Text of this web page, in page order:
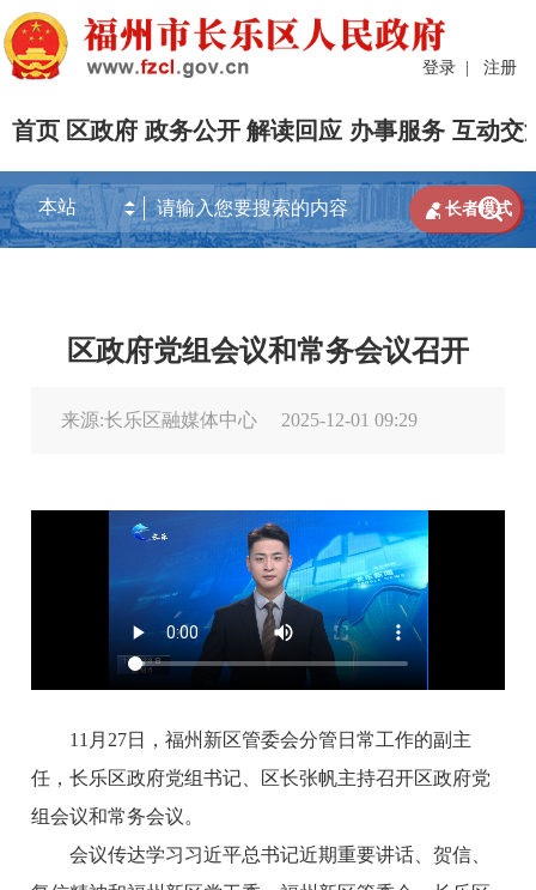
登录 | 注册
首页 区政府 政务公开 解读回应 办事服务 互动交

 长者模式
区政府党组会议和常务会议召开
来源:长乐区融媒体中心 2025-12-01 09:29
11月27日，福州新区管委会分管日常工作的副主
任，长乐区政府党组书记、区长张帆主持召开区政府党
组会议和常务会议。
会议传达学习习近平总书记近期重要讲话、贺信、